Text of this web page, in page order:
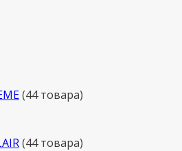
44 товара
44 товара